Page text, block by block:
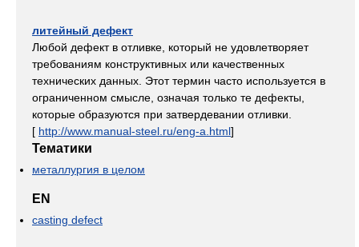
литейный дефект
Любой дефект в отливке, который не удовлетворяет
требованиям конструктивных или качественных
технических данных. Этот термин часто используется в
ограниченном смысле, означая только те дефекты,
которые образуются при затвердевании отливки.
[ http://www.manual-steel.ru/eng-a.html]
Тематики
металлургия в целом
EN
casting defect